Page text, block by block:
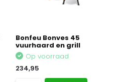
Bonfeu Bonves 45
vuurhaard en grill
Op voorraad
234,95